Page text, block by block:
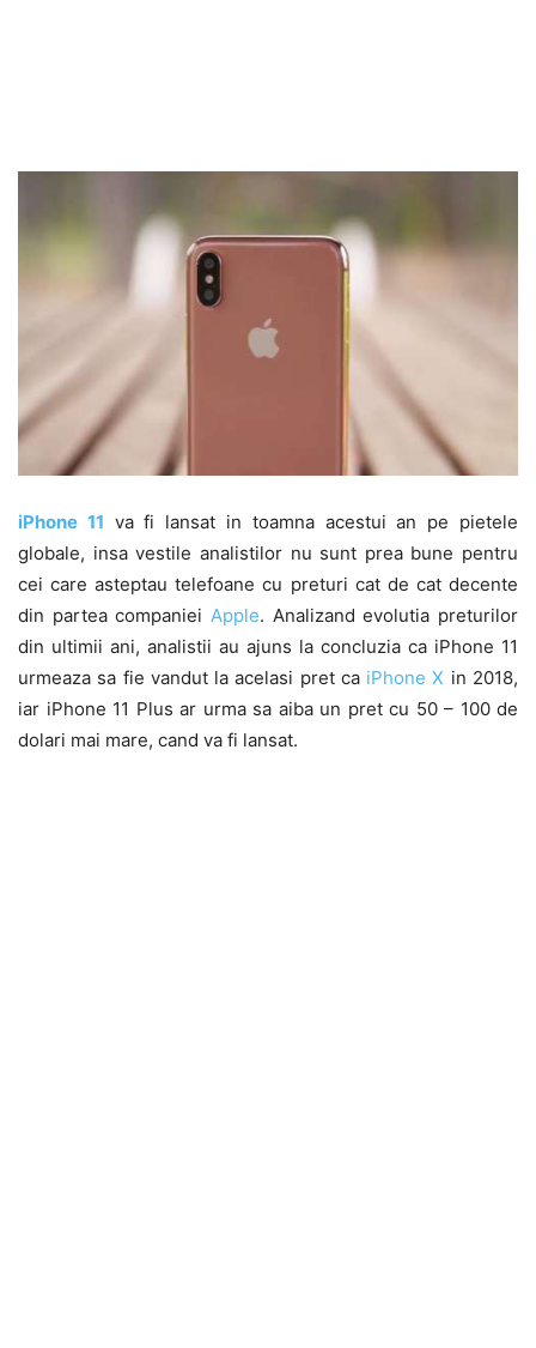
iPhone 11 va fi lansat in toamna acestui an pe pietele
globale, insa vestile analistilor nu sunt prea bune pentru
cei care asteptau telefoane cu preturi cat de cat decente
din partea companiei Apple. Analizand evolutia preturilor
din ultimii ani, analistii au ajuns la concluzia ca iPhone 11
urmeaza sa fie vandut la acelasi pret ca iPhone X in 2018,
iar iPhone 11 Plus ar urma sa aiba un pret cu 50 – 100 de
dolari mai mare, cand va fi lansat.